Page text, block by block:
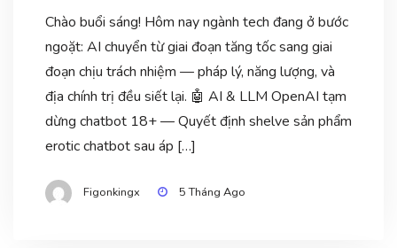
Chào buổi sáng! Hôm nay ngành tech đang ở bước
ngoặt: AI chuyển từ giai đoạn tăng tốc sang giai
đoạn chịu trách nhiệm — pháp lý, năng lượng, và
địa chính trị đều siết lại. 🤖 AI & LLM OpenAI tạm
dừng chatbot 18+ — Quyết định shelve sản phẩm
erotic chatbot sau áp […]
Figonkingx 5 Tháng Ago